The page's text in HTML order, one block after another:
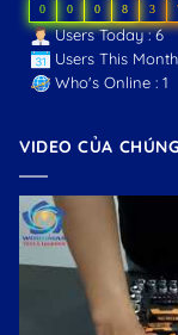
0 0 0 8 3
Users Today : 6
Users This
Who's Online : 1
VIDEO CỦA